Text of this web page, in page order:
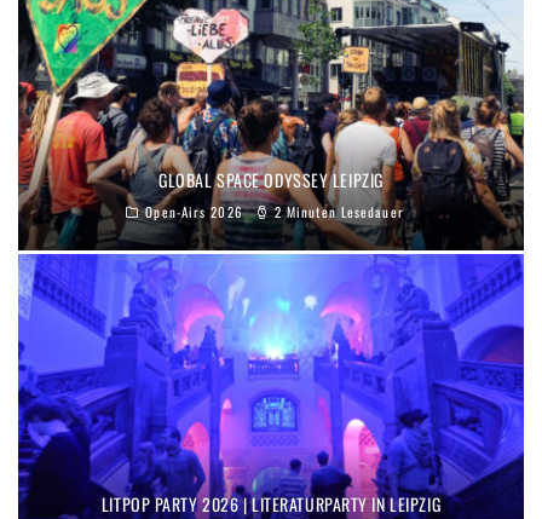
GLOBAL SPACE ODYSSEY LEIPZIG
Open-Airs 2026 2 Minuten Lesedauer
LITPOP PARTY 2026 | LITERATURPARTY IN LEIPZIG